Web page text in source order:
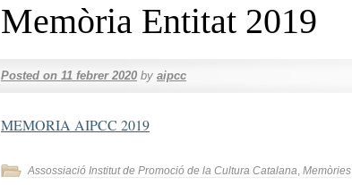
Memòria Entitat 2019
Posted on 11 febrer 2020 by aipcc
MEMORIA AIPCC 2019
Assossiació Institut de Promoció de la Cultura Catalana, Memòries